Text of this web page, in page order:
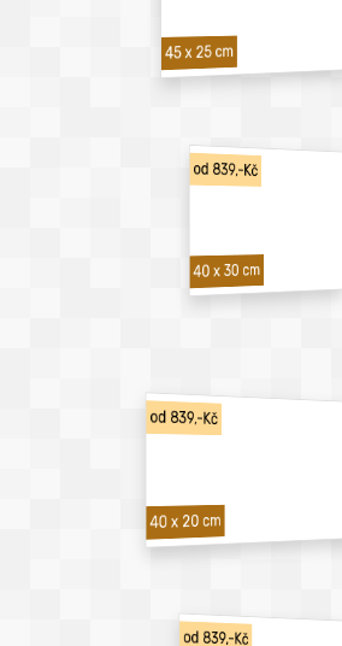
45 x 25 cm
od 839,-Kč
40 x 30 cm
od 839,-Kč
40 x 20 cm
od 839,-Kč